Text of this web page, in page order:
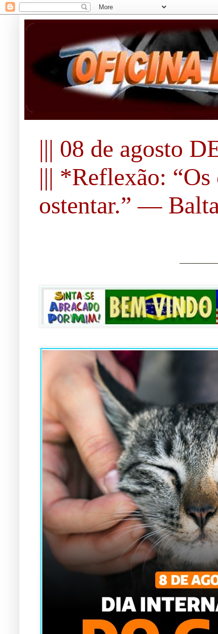
||| 08 de agosto
||| *Reflexão: “Os
ostentar.” ―